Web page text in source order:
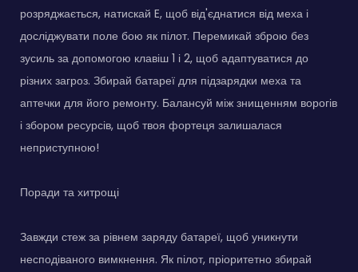
розряджається, натискай E, щоб від'єднатися від меха і
досліджувати поле бою як пілот. Перемикай зброю без
зусиль за допомогою клавіш 1 і 2, щоб адаптуватися до
різних загроз. Збирай батареї для підзарядки меха та
аптечки для його ремонту. Балансуй між знищенням ворогів
і збором ресурсів, щоб твоя фортеця залишалася
неприступною!
Поради та хитрощі
Завжди стеж за рівнем заряду батареї, щоб уникнути
несподіваного вимкнення. Як пілот, пріоритетно збирай